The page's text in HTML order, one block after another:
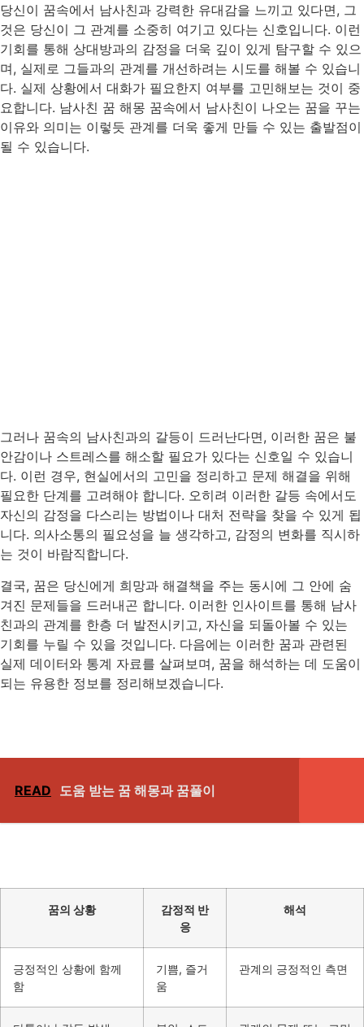
당신이 꿈속에서 남사친과 강력한 유대감을 느끼고 있다면, 그
것은 당신이 그 관계를 소중히 여기고 있다는 신호입니다. 이런
기회를 통해 상대방과의 감정을 더욱 깊이 있게 탐구할 수 있으
며, 실제로 그들과의 관계를 개선하려는 시도를 해볼 수 있습니
다. 실제 상황에서 대화가 필요한지 여부를 고민해보는 것이 중
요합니다. 남사친 꿈 해몽 꿈속에서 남사친이 나오는 꿈을 꾸는
이유와 의미는 이렇듯 관계를 더욱 좋게 만들 수 있는 출발점이
될 수 있습니다.
그러나 꿈속의 남사친과의 갈등이 드러난다면, 이러한 꿈은 불
안감이나 스트레스를 해소할 필요가 있다는 신호일 수 있습니
다. 이런 경우, 현실에서의 고민을 정리하고 문제 해결을 위해
필요한 단계를 고려해야 합니다. 오히려 이러한 갈등 속에서도
자신의 감정을 다스리는 방법이나 대처 전략을 찾을 수 있게 됩
니다. 의사소통의 필요성을 늘 생각하고, 감정의 변화를 직시하
는 것이 바람직합니다.
결국, 꿈은 당신에게 희망과 해결책을 주는 동시에 그 안에 숨
겨진 문제들을 드러내곤 합니다. 이러한 인사이트를 통해 남사
친과의 관계를 한층 더 발전시키고, 자신을 되돌아볼 수 있는
기회를 누릴 수 있을 것입니다. 다음에는 이러한 꿈과 관련된
실제 데이터와 통계 자료를 살펴보며, 꿈을 해석하는 데 도움이
되는 유용한 정보를 정리해보겠습니다.
READ 도움 받는 꿈 해몽과 꿈풀이
꿈의 상황
감정적 반
응
해석
긍정적인 상황에 함께
함
기쁨, 즐거
움
관계의 긍정적인 측면